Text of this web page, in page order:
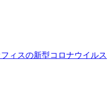
ィスの新型コロナウイルス